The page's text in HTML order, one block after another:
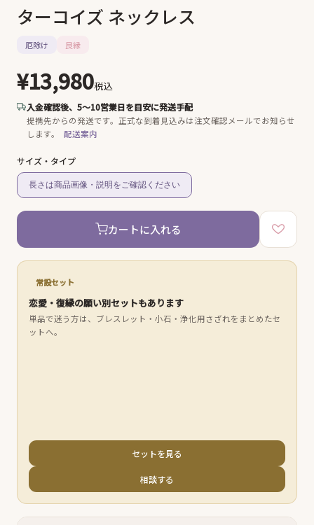
ターコイズ ネックレス
厄除け 良縁
¥13,980税込
入金確認後、5〜10営業日を目安に発送手配
提携先からの発送です。 正式な到着見込みは注文確認メールでお知らせ
します。
配送案内
サイズ・タイプ
長さは商品画像・説明をご確認ください
カートに入れる
常設セット
恋愛・復縁の願い別セットもあります
単品で迷う方は、ブレスレット・小石・浄化用さざれをまとめたセ
ットへ。
セットを見る
相談する